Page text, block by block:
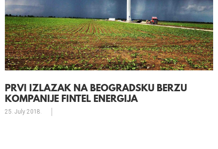
PRVI IZLAZAK NA BEOGRADSKU BERZU
KOMPANIJE FINTEL ENERGIJA
25. July 2018.